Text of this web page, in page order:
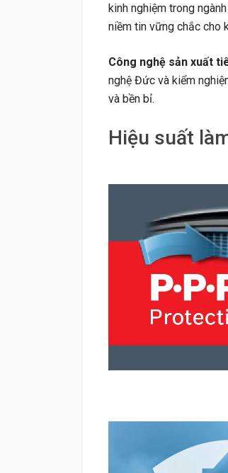
kinh nghiệm trong
niềm tin vững chắc cho
Công nghệ sản xuất
nghệ Đức và kiểm
và bền bỉ.
Hiệu suất